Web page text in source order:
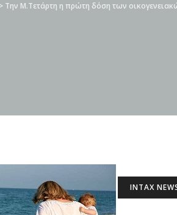
> Την Μ.Τετάρτη η πρώτη δόση των
INTAX